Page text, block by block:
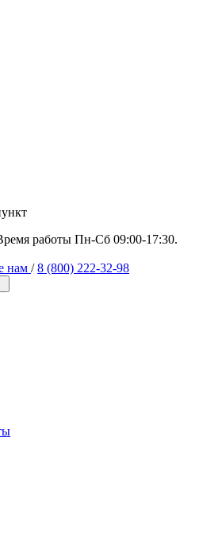
работы Пн-Сб 09:00-17:30.
нам / 8 (800) 222-32-98